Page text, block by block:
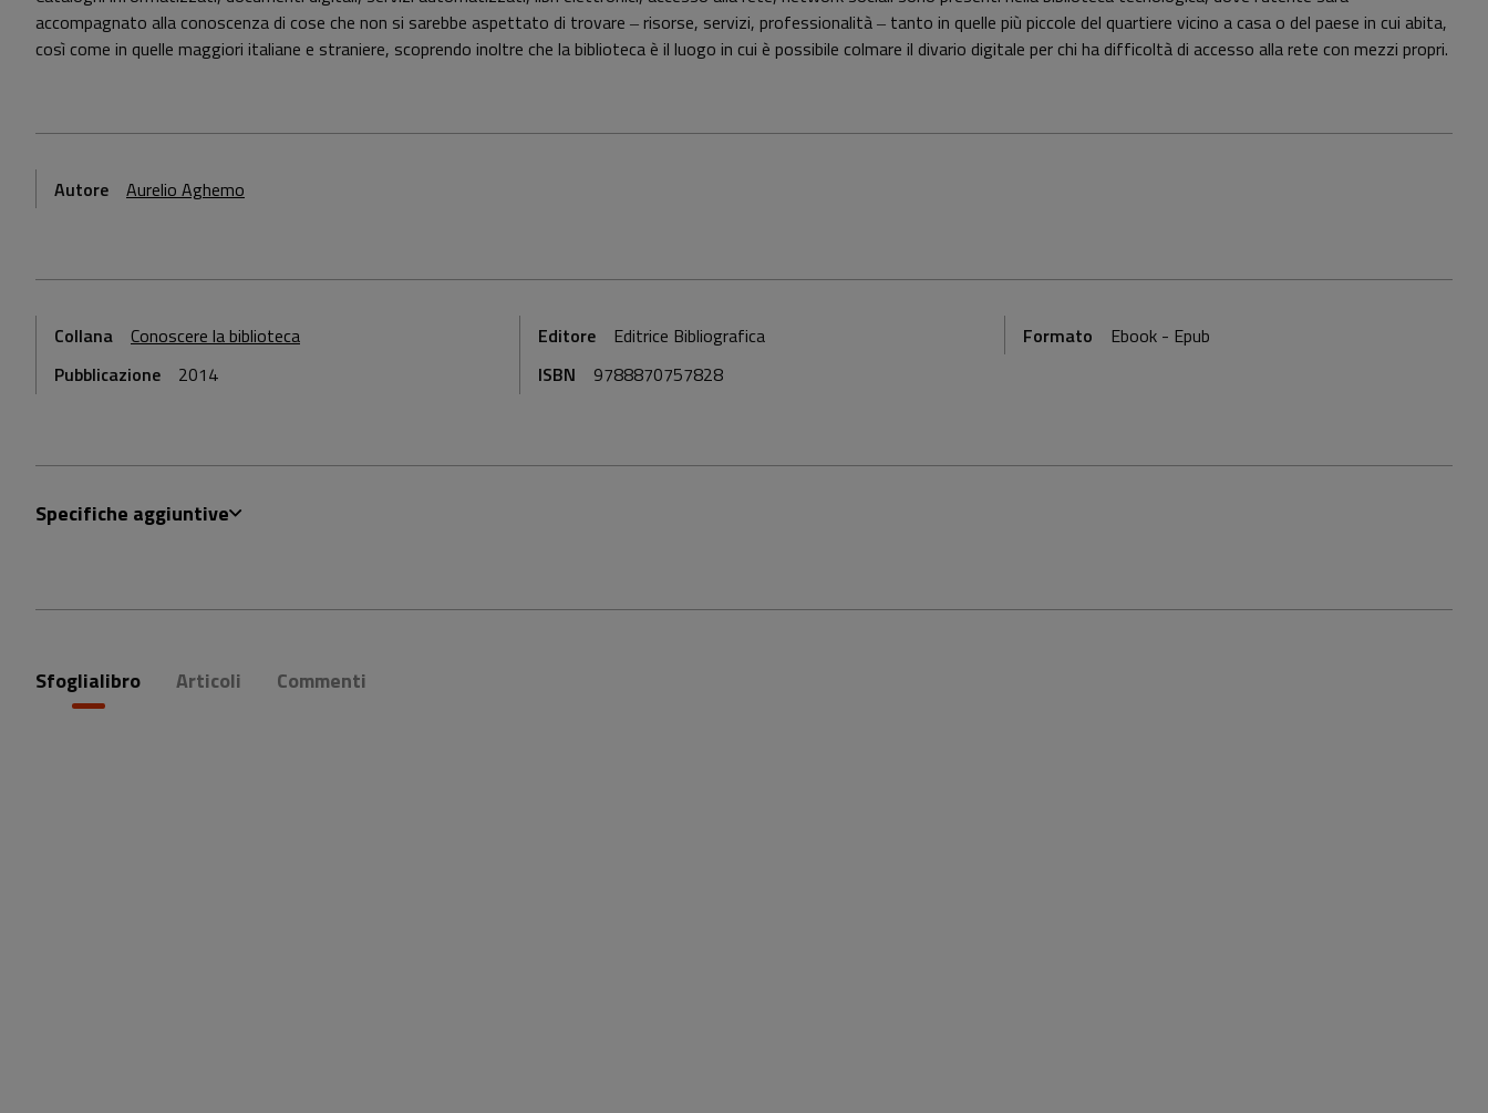
accompagnato alla conoscenza di cose che non si sarebbe aspettato di trovare ‒ risorse, servizi, professionalità ‒ tanto in quelle più piccole del quartiere vicino a casa o del paese in cui abita,
così come in quelle maggiori italiane e straniere, scoprendo inoltre che la biblioteca è il luogo in cui è possibile colmare il divario digitale per chi ha difficoltà di accesso alla rete con mezzi propri.
Autore Aurelio Aghemo
Collana Conoscere la biblioteca Editore Editrice Bibliografica Formato
Ebook - Epub
Pubblicazione
2014 ISBN 9788870757828
Specifiche aggiuntive
Sfoglialibro Articoli Commenti